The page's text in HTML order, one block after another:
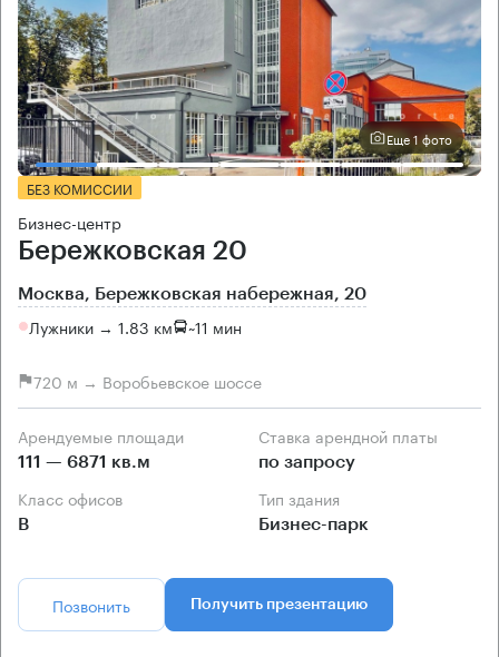
Еще 1 фото
БЕЗ КОМИССИИ
Бизнес-центр
Бережковская 20
Москва, Бережковская набережная, 20
Лужники → 1.83 км ~11 мин
720 м → Воробьевское шоссе
Арендуемые площади
111 — 6871 кв.м
Ставка арендной платы
по запросу
Класс офисов
B
Тип здания
Бизнес-парк
Позвонить Получить презентацию